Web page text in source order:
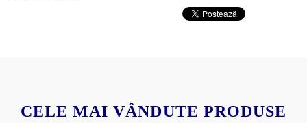
CELE MAI VÂNDUTE PRODUSE